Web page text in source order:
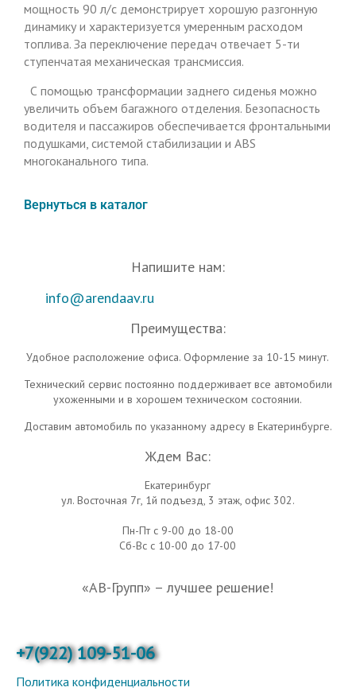
мощность 90 л/с демонстрирует хорошую разгонную
динамику и характеризуется умеренным расходом
топлива. За переключение передач отвечает 5-ти
ступенчатая механическая трансмиссия.
С помощью трансформации заднего сиденья можно
увеличить объем багажного отделения. Безопасность
водителя и пассажиров обеспечивается фронтальными
подушками, системой стабилизации и ABS
многоканального типа.
Вернуться в каталог
Напишите нам:
info@arendaav.ru
Преимущества:
Удобное расположение офиса. Оформление за 10-15 минут.
Технический сервис постоянно поддерживает все автомобили
ухоженными и в хорошем техническом состоянии.
Доставим автомобиль по указанному адресу в Екатеринбурге.
Ждем Вас:
Екатеринбург
ул. Восточная 7г, 1й подъезд, 3 этаж, офис 302.
Пн-Пт с 9-00 до 18-00
Сб-Вс с 10-00 до 17-00
«АВ-Групп» – лучшее решение!
+7(922) 109-51-06
Политика конфиденциальности